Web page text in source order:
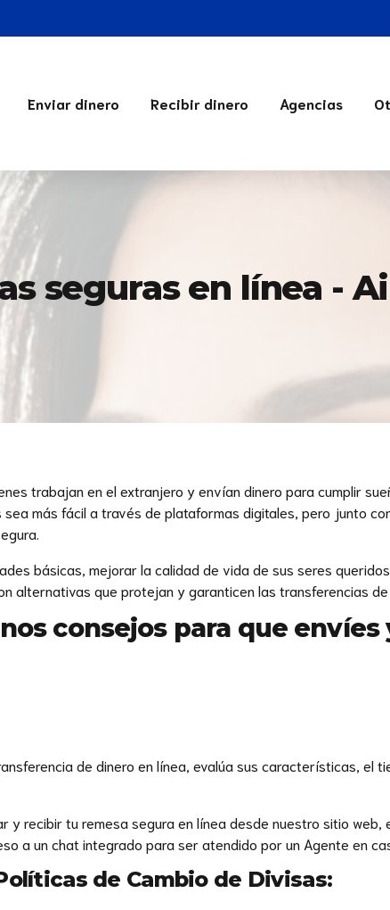
Enviar dinero Recibir dinero Agencias
seguras en línea -
trabajan en el extranjero y envían dinero para cumplir
más fácil a través de plataformas digitales, pero junto
básicas, mejorar la calidad de vida de sus seres
alternativas que protejan y garanticen las transferencias de
consejos para que envíes
de dinero en línea, evalúa sus características, el
y recibir tu remesa segura en línea desde nuestro sitio
a un chat integrado para ser atendido por un Agente en
de Cambio de Divisas: